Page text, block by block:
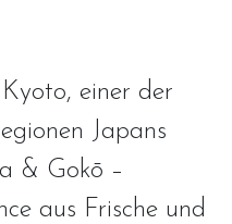
einer der
Japans
& Gokō –
aus Frische und